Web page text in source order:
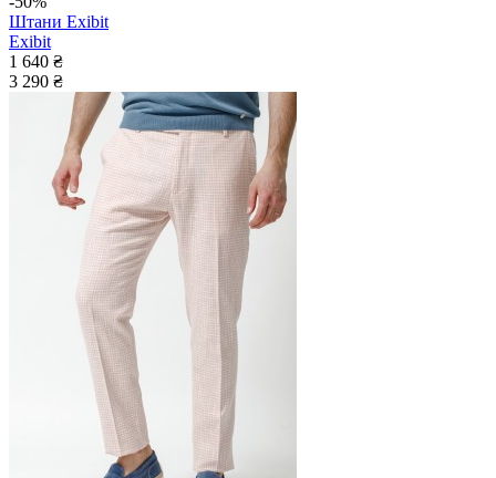
Штани Exibit
Exibit
1 640 ₴
3 290 ₴